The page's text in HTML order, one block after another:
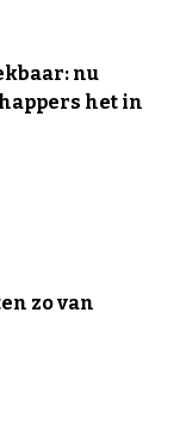
nu
het in
zo van